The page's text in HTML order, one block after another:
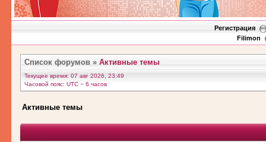
Регистрация
Filimon
Список форумов » Активные темы
Текущее время: 07 авг 2026, 23:49
Часовой пояс: UTC − 6 часов
Активные темы